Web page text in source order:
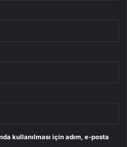
kullanılması için adım, e-posta